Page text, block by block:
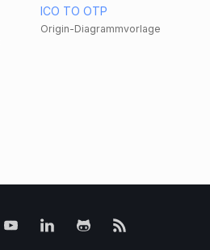
ICO TO OTP
Origin-Diagrammvorlage